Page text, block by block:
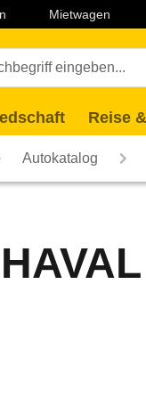
Mietwagen
Reise
Autokatalog